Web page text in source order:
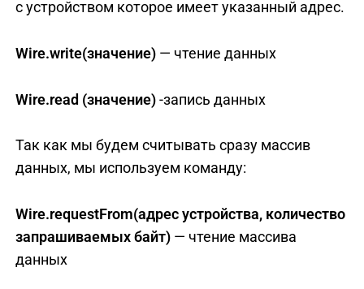
с устройством которое имеет указанный адрес.
Wire.write(значение)— чтение данных
Wire.read (значение)-запись данных
Так как мы будем считывать сразу массив
данных, мы используем команду:
Wire.requestFrom(адрес устройства, количество
запрашиваемых байт)— чтение массива
данных